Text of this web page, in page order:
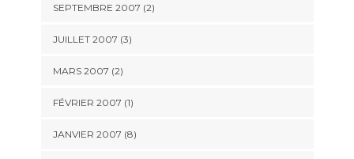
SEPTEMBRE 2007 (2)
JUILLET 2007 (3)
MARS 2007 (2)
FÉVRIER 2007 (1)
JANVIER 2007 (8)